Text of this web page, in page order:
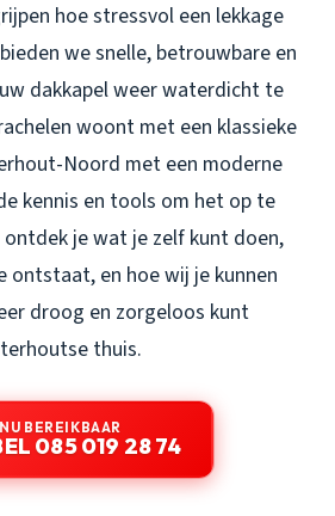
hoe stressvol een lekkage
we snelle, betrouwbare en
dakkapel weer waterdicht te
woont met een klassieke
Noord met een moderne
kennis en tools om het op te
je wat je zelf kunt doen,
ontstaat, en hoe wij je kunnen
droog en zorgeloos kunt
thuis.
NU BEREIKBAAR
085 019 28 74